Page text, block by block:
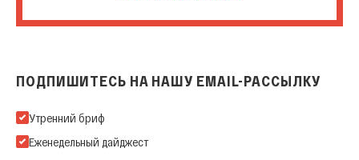
ПОДПИШИТЕСЬ НА НАШУ EMAIL-РАССЫЛКУ
Подпишитесь на нашу Email-рассылку
Утренний бриф
Еженедельный дайджест